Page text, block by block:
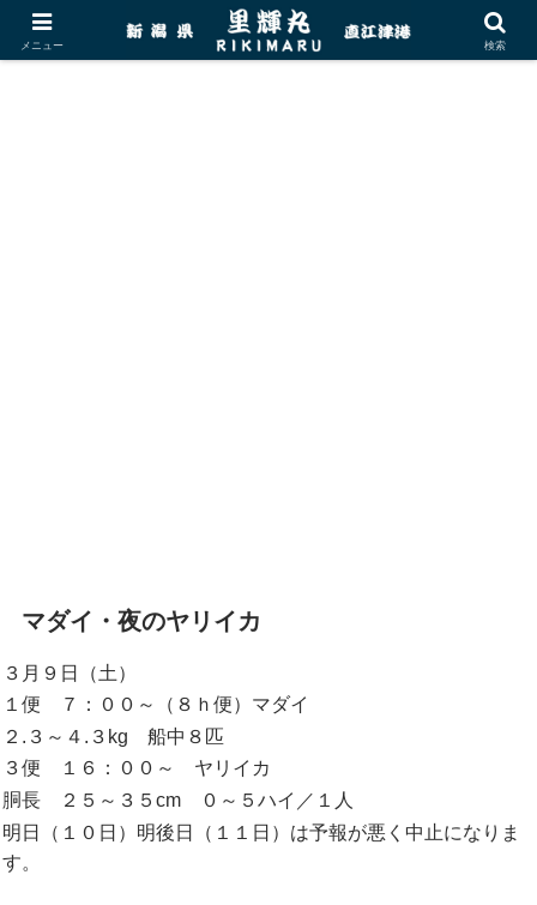
マダイ・夜のヤリイカ
３月９日（土）
１便 ７：００～（８ｈ便）マダイ
２.３～４.３kg 船中８匹
３便 １６：００～ ヤリイカ
胴長 ２５～３５cm ０～５ハイ／１人
明日（１０日）明後日（１１日）は予報が悪く中止になりま
す。
メニュー 検索